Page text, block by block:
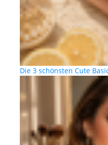
Die 3 schönsten Cute